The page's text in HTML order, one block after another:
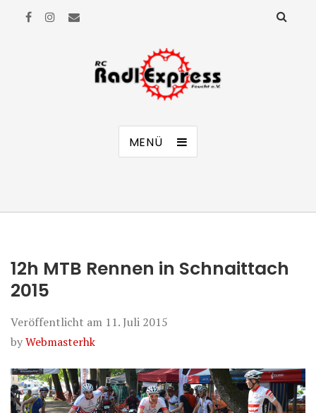
RC Radl Express Feucht e.V.
MENÜ
12h MTB Rennen in Schnaittach
2015
Veröffentlicht am 11. Juli 2015
byWebmasterhk